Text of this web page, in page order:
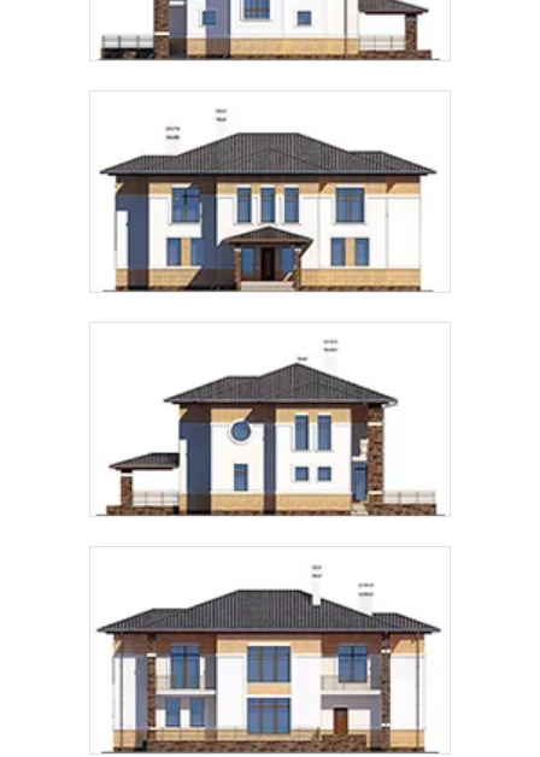
Предпочтительный способ связи:
Telegram MAX
согласие на обработку персональных данных
подтверждаю, что ознакомлен(а) с
обработки персональных данных.
Рассчитать стоимость